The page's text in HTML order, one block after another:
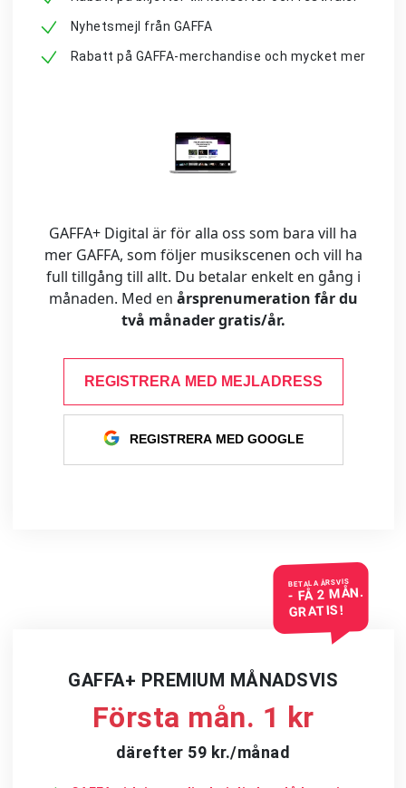
Nyhetsmejl från GAFFA
Rabatt på GAFFA-merchandise och mycket mer
GAFFA+ Digital är för alla oss som bara vill ha
mer GAFFA, som följer musikscenen och vill ha
full tillgång till allt. Du betalar enkelt en gång i
månaden. Med en årsprenumeration får du
två månader gratis/år.
REGISTRERA MED MEJLADRESS
REGISTRERA MED GOOGLE
BETALA ÅRSVIS
- FÅ 2 MÅN.
GRATIS!
GAFFA+ PREMIUM MÅNADSVIS
Första mån. 1 kr
därefter 59 kr./månad